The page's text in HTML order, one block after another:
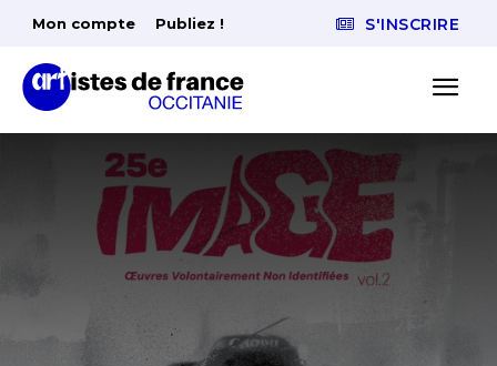
Mon compte Publiez ! S'INSCRIRE